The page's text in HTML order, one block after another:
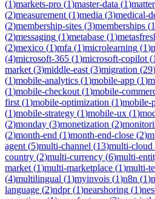
(1)markets-pro (1)master-data (1)
(2)measurement (1)media (3)medical-
(2)membership-sites (3)memberships (1
(2)messaging (1)metabase (1)
(2)mexico (1)mfa (1)microlearning (1)
(4)microsoft-365 (1)microsoft-copilot (1
market (3)middle-east (3)migration (29)
(1)mobile-analytics (1)mobile-app (1)
(1)mobile-checkout (1)mobile-
first (1)mobile-optimization (1)mobile-
(1)mobile-strategy (1)mobile-ux (1)
(2)monday (3)monetization (2)
(2)month-end (1)month-end-close (2)
agent (5)multi-channel (13)multi-cloud
country (2)multi-currency (6)multi-
market (1)multi-marketplace (1)multi-
(4)multilingual (1)myinvois (1)n8n (1)
language (2)ndpr(1)nearshoring (1)